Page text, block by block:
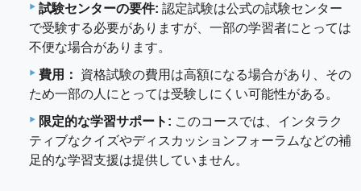
試験センターの要件: 認定試験は公式の試験センター
で受験する必要がありますが、一部の学習者にとっては
不便な場合があります。
費用：
資格試験の費用は高額になる場合があり、その
ため一部の人にとっては受験しにくい可能性がある。
限定的な学習サポート: このコースでは、インタラク
ティブなクイズやディスカッションフォーラムなどの補
足的な学習支援は提供していません。